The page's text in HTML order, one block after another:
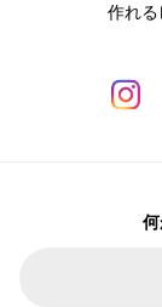
作れる